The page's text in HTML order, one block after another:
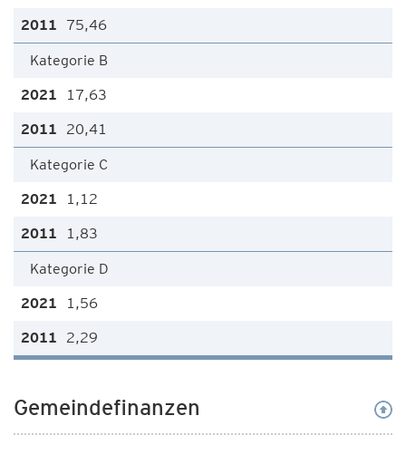
75,46
Kategorie B
17,63
20,41
Kategorie C
1,12
1,83
Kategorie D
1,56
2,29
Gemeindefinanzen